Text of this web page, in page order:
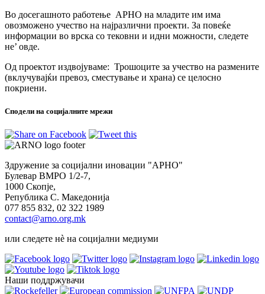
Во досегашното работење АРНО на младите им има
овозможено учество на најразлични проекти. За повеќе
информации во врска со тековни и идни можности, следете
не’ овде.
Од проектот издвојуваме: Трошоците за учество на размените
(вклучувајќи превоз, сместување и храна) се целосно
покриени.
Сподели на социјалните мрежи
Здружение за социјални иновации "АРНО"
Булевар ВМРО 1/2-7,
1000 Скопје,
Република С. Македонија
077 855 832, 02 322 1989
contact@arno.org.mk
или следете нѐ на социјални медиуми
Наши поддржувачи